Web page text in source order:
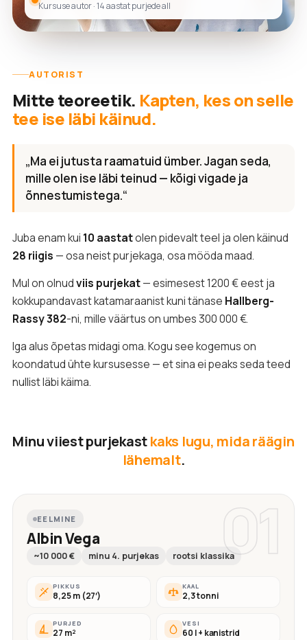
Kursuse autor · 14 aastat purjede all
AUTORIST
Mitte teoreetik. Kapten, kes on selle
tee ise läbi käinud.
„Ma ei jutusta raamatuid ümber. Jagan seda,
mille olen ise läbi teinud — kõigi vigade ja
õnnestumistega.“
Juba enam kui 10 aastatolen pidevalt teel ja olen käinud
28 riigis — osa neist purjekaga, osa mööda maad.
Mul on olnudviis purjekat— esimesest 1200 € eest ja
kokkupandavast katamaraanist kuni tänase Hallberg-
Rassy 382-ni, mille väärtus on umbes 300 000 €.
Iga alus õpetas midagi oma. Kogu see kogemus on
koondatud ühte kursusesse — et sina ei peaks seda teed
nullist läbi käima.
Minu viiest purjekastkaks lugu, mida räägin
lähemalt.
01
EELMINE
Albin Vega
~10 000 € minu 4. purjekas rootsi klassika
PIKKUS
8,25 m (27′)
KAAL
2,3 tonni
PURJED
27 m²
VESI
60 l + kanistrid